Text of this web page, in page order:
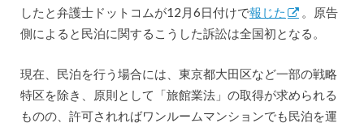
したと弁護士ドットコムが12月6日付けで報じた
。原告
側によると民泊に関するこうした訴訟は全国初となる。
現在、民泊を行う場合には、東京都大田区など一部の戦略
特区を除き、原則として「旅館業法」の取得が求められる
ものの、許可されればワンルームマンションでも民泊を運